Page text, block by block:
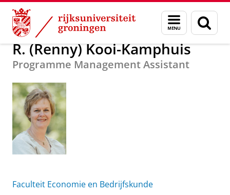
Skip
Content
Skip
Navigation
Menu
en
zoeken
Over ons R. (Renny) Kooi-Kamphuis
R. (Renny) Kooi-Kamphuis
Programme Management Assistant
Faculteit Economie en Bedrijfskunde